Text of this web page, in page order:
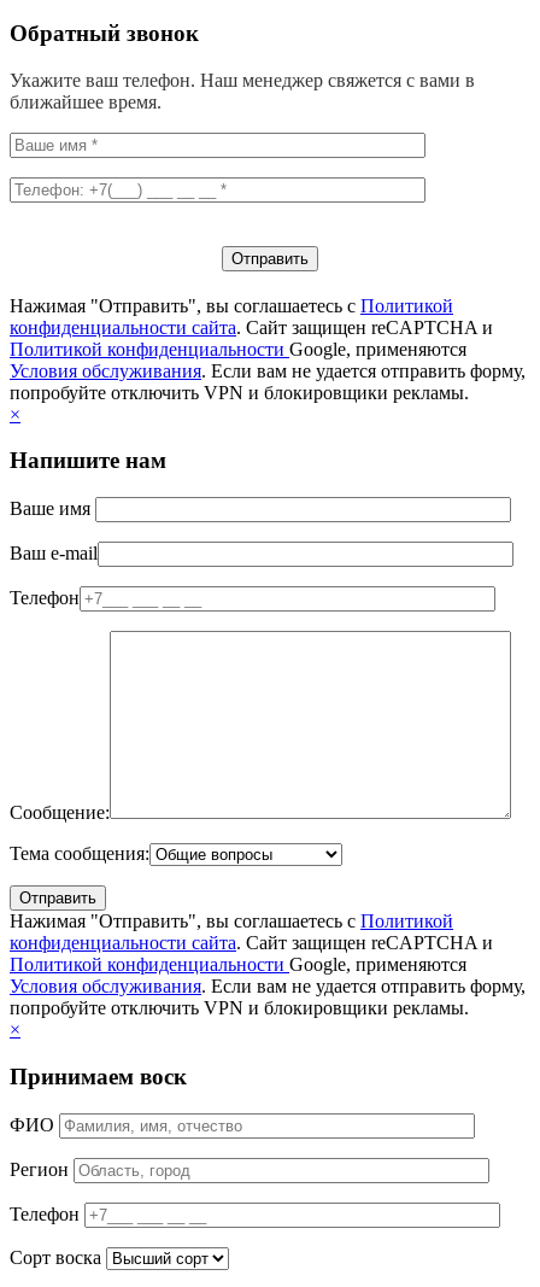
Обратный звонок
Укажите ваш телефон. Наш менеджер свяжется с вами в
ближайшее время.
Нажимая "Отправить", вы соглашаетесь с Политикой
конфиденциальности сайта. Сайт защищен reCAPTCHA и
Политикой конфиденциальности Google, применяются
Условия обслуживания. Если вам не удается отправить форму,
попробуйте отключить VPN и блокировщики рекламы.
×
Напишите нам
Ваше имя
Ваш e-mail
Телефон
Сообщение:
Тема сообщения:
Нажимая "Отправить", вы соглашаетесь с Политикой
конфиденциальности сайта. Сайт защищен reCAPTCHA и
Политикой конфиденциальности Google, применяются
Условия обслуживания. Если вам не удается отправить форму,
попробуйте отключить VPN и блокировщики рекламы.
×
Принимаем воск
ФИО
Регион
Телефон
Сорт воска